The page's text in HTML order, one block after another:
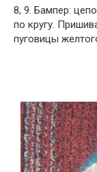
8, 9. Бампер:
по кругу.
пуговицы